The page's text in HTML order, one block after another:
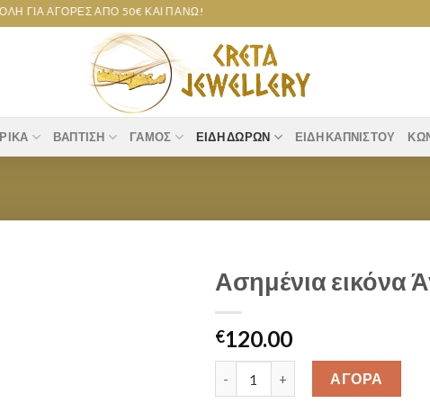
ΑΓΟΡΈΣ ΑΠΌ 50€ ΚΑΙ ΠΆΝΩ!
ΒΆΠΤΙΣΗ ΓΆΜΟΣ ΕΊΔΗ ΔΏΡΩΝ ΕΊΔΗ ΚΑΠΝΙΣΤΟΎ
Ασημένια εικόνα
€120.00
Ασημένια εικόνα Άγιος Νικόλαος
ΑΓΟΡΑ